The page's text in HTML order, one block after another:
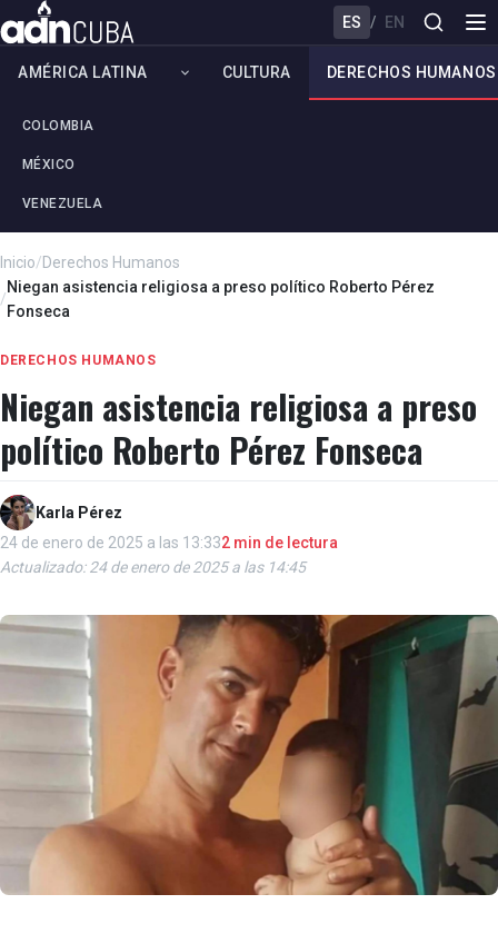
ES / EN
AMÉRICA LATINA
COLOMBIA
MÉXICO
VENEZUELA
CULTURA DERECHOS HUMANOS
Inicio/Derechos Humanos
/
Niegan asistencia religiosa a preso político Roberto Pérez
Fonseca
DERECHOS HUMANOS
Niegan asistencia religiosa a preso
político Roberto Pérez Fonseca
Karla Pérez
24 de enero de 2025 a las 13:332 min de lectura
Actualizado: 24 de enero de 2025 a las 14:45